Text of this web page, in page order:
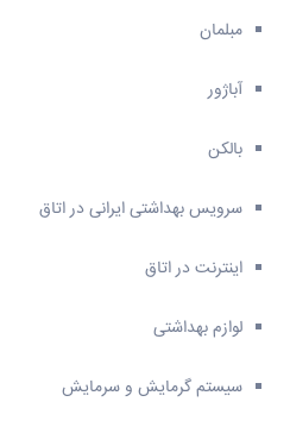
مبلمان
آباژور
بالکن
سرویس بهداشتی ایرانی در اتاق
اینترنت در اتاق
لوازم بهداشتی
سیستم گرمایش و سرمایش